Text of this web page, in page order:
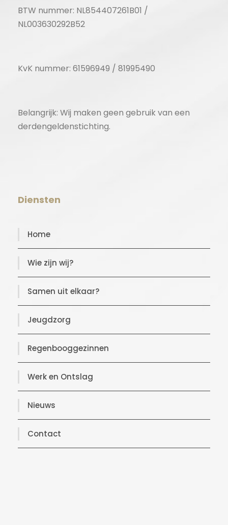
BTW nummer: NL854407261B01 /
NL003630292B52
KvK nummer: 61596949 / 81995490
Belangrijk: Wij maken geen gebruik van een
derdengeldenstichting.
Diensten
Home
Wie zijn wij?
Samen uit elkaar?
Jeugdzorg
Regenbooggezinnen
Werk en Ontslag
Nieuws
Contact